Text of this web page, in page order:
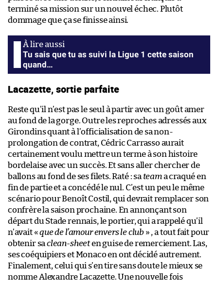
terminé sa mission sur un nouvel échec. Plutôt
dommage que ça se finisse ainsi.
Tu sais que tu as suivi la Ligue 1 cette saison
quand…
Lacazette, sortie parfaite
Reste qu’il n’est pas le seul à partir avec un goût amer
au fond de la gorge. Outre les reproches adressés aux
Girondins quant à l’officialisation de sa non-
prolongation de contrat, Cédric Carrasso aurait
certainement voulu mettre un terme à son histoire
bordelaise avec un succès. Et sans aller chercher de
ballons au fond de ses filets. Raté : sa teama craqué en
fin de partie et a concédé le nul. C’est un peu le même
scénario pour Benoît Costil, qui devrait remplacer son
confrère la saison prochaine. En annonçant son
départ du Stade rennais, le portier, qui a rappelé qu’il
n’avait «que de l’amour envers le club » , a tout fait pour
obtenir saclean-sheeten guise de remerciement. Las,
ses coéquipiers et Monaco en ont décidé autrement.
Finalement, celui qui s’en tire sans doute le mieux se
nomme Alexandre Lacazette. Une nouvelle fois